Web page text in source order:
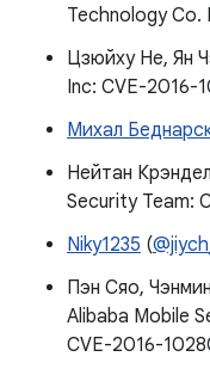
Technology Co.
Цзюйху Не, Ян
Inc: CVE-2016-
Михал
Нейтан
Security Team:
Niky1235 (
Пэн Сяо,
Alibaba Mobile
CVE-2016-